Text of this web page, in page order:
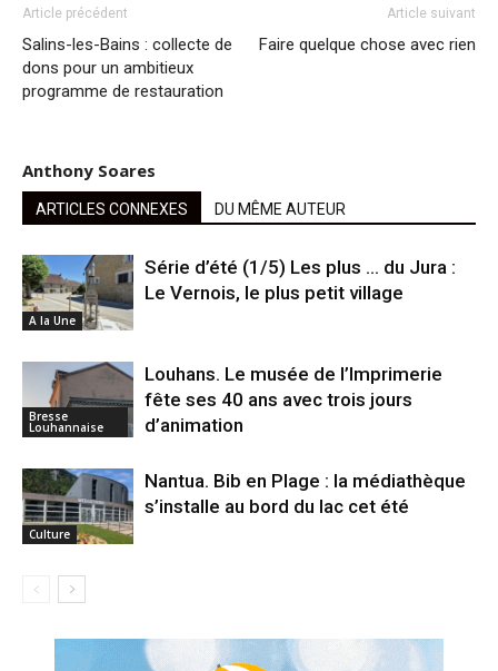
Article précédent
Salins-les-Bains : collecte de
dons pour un ambitieux
programme de restauration
Article suivant
Faire quelque chose avec rien
Anthony Soares
ARTICLES CONNEXES DU MÊME AUTEUR
A la Une
Série d’été (1/5) Les plus … du Jura :
Le Vernois, le plus petit village
Bresse
Louhannaise
Louhans. Le musée de l’Imprimerie
fête ses 40 ans avec trois jours
d’animation
Culture
Nantua. Bib en Plage : la médiathèque
s’installe au bord du lac cet été